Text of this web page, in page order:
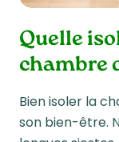
Quelle
chambre
Bien isoler la
son bien-être.